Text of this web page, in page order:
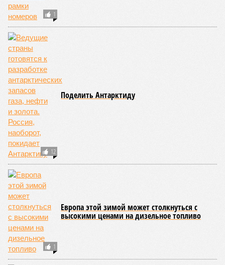
1
12
Поделить Антарктиду
1
Европа этой зимой может столкнуться с
высокими ценами на дизельное топливо